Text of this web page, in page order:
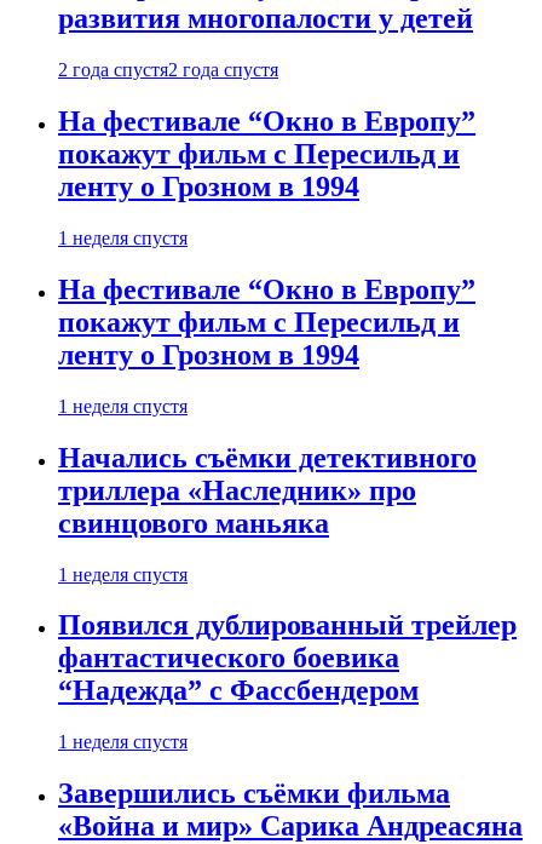
развития многопалости у детей
2 года спустя2 года спустя
На фестивале “Окно в Европу”
покажут фильм с Пересильд и
ленту о Грозном в 1994
1 неделя спустя
На фестивале “Окно в Европу”
покажут фильм с Пересильд и
ленту о Грозном в 1994
1 неделя спустя
Начались съёмки детективного
триллера «Наследник» про
свинцового маньяка
1 неделя спустя
Появился дублированный трейлер
фантастического боевика
“Надежда” с Фассбендером
1 неделя спустя
Завершились съёмки фильма
«Война и мир» Сарика Андреасяна